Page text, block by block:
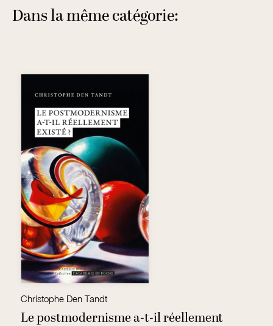
Dans la même catégorie:
Christophe Den Tandt
Le postmodernisme a-t-il réellement